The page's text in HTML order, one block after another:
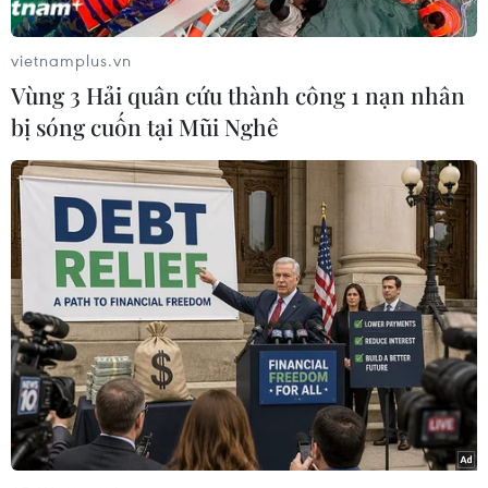
Tuy nhiên, không nhất thiết phải dậy thật sớm
hay mỏi mòn chờ đợi để đón được khung giờ
vàng, có một cách để bạn tạo ra hiệu ứng da
rạng rỡ như được hạng vạn tia nắng Mặt Trời
bao phủ. Kỹ thuật này được gọi tên là “golden
hour skin," cứ đến mùa Hè là nó lại được các cô
nàng áp dụng triệt để.
Bắt đầu với bước dưỡng da cơ bản
Nền da khỏe mạnh, giàu độ ẩm sẽ là nền tảng
vững chắc nhất giúp lớp makeup phát huy hết
vietnamplus.vn
Vùng 3 Hải quân cứu thành công 1 nạn nhân
bị sóng cuốn tại Mũi Nghê